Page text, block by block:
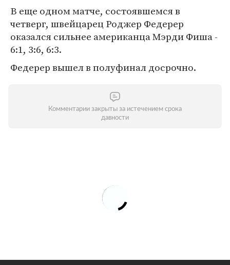
В еще одном матче, состоявшемся в
четверг, швейцарец Роджер Федерер
оказался сильнее американца Мэрди Фиша -
6:1, 3:6, 6:3.
Федерер вышел в полуфинал досрочно.
Комментарии закрыты за истечением срока
давности